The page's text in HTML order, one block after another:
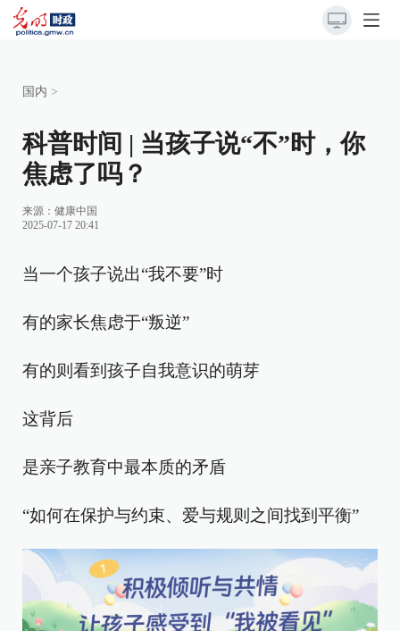
国内 >
科普时间 | 当孩子说“不”时，你
焦虑了吗？
来源： 健康中国
2025-07-17 20:41
当一个孩子说出“我不要”时
有的家长焦虑于“叛逆”
有的则看到孩子自我意识的萌芽
这背后
是亲子教育中最本质的矛盾
“如何在保护与约束、爱与规则之间找到平衡”